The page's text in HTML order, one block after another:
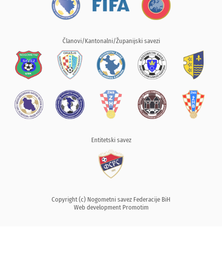
Članovi/Kantonalni/Županijski savezi
Entitetski savez
Copyright (c) Nogometni savez Federacije BiH
Web development Promotim